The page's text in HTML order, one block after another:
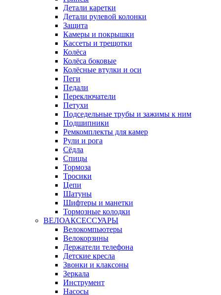
Детали каретки
Детали рулевой колонки
Защита
Камеры и покрышки
Кассеты и трещотки
Колёса
Колёса боковые
Колёсные втулки и оси
Пеги
Педали
Переключатели
Петухи
Подседельные трубы и зажимы к ним
Подшипники
Ремкомплекты для камер
Рули и рога
Сёдла
Спицы
Тормоза
Тросики
Цепи
Шатуны
Шифтеры и манетки
Тормозные колодки
ВЕЛОАКСЕССУАРЫ
Велокомпьютеры
Велокорзины
Держатели телефона
Детские кресла
Звонки и клаксоны
Зеркала
Инструмент
Насосы